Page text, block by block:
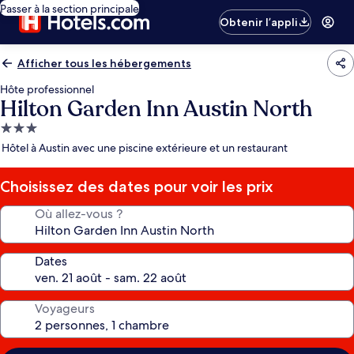
Passer à la section principale
Obtenir l’appli
Afficher tous les hébergements
Hôte professionnel
Hilton Garden Inn Austin North
Hébergement
3.0 étoiles
Hôtel à Austin avec une piscine extérieure et un restaurant
Choisissez des dates pour voir les prix
Où allez-vous ?
Dates
Voyageurs